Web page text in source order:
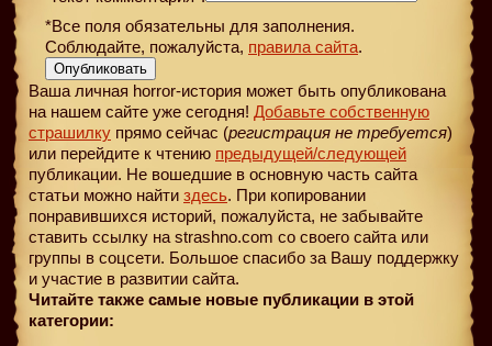
*Все поля обязательны для заполнения.
Соблюдайте, пожалуйста, правила сайта.
Опубликовать
Ваша личная horror-история может быть опубликована
на нашем сайте уже сегодня! Добавьте собственную
страшилку прямо сейчас (регистрация не требуется)
или перейдите к чтению предыдущей/следующей
публикации. Не вошедшие в основную часть сайта
статьи можно найти здесь. При копировании
понравившихся историй, пожалуйста, не забывайте
ставить ссылку на strashno.com со своего сайта или
группы в соцсети. Большое спасибо за Вашу поддержку
и участие в развитии сайта.
Читайте также самые новые публикации в этой
категории: